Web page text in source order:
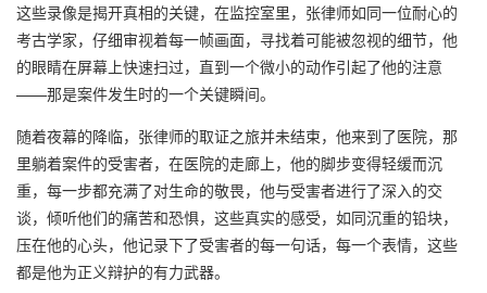
这些录像是揭开真相的关键，在监控室里，张律师如同一位耐心的
考古学家，仔细审视着每一帧画面，寻找着可能被忽视的细节，他
的眼睛在屏幕上快速扫过，直到一个微小的动作引起了他的注意
——那是案件发生时的一个关键瞬间。
随着夜幕的降临，张律师的取证之旅并未结束，他来到了医院，那
里躺着案件的受害者，在医院的走廊上，他的脚步变得轻缓而沉
重，每一步都充满了对生命的敬畏，他与受害者进行了深入的交
谈，倾听他们的痛苦和恐惧，这些真实的感受，如同沉重的铅块，
压在他的心头，他记录下了受害者的每一句话，每一个表情，这些
都是他为正义辩护的有力武器。